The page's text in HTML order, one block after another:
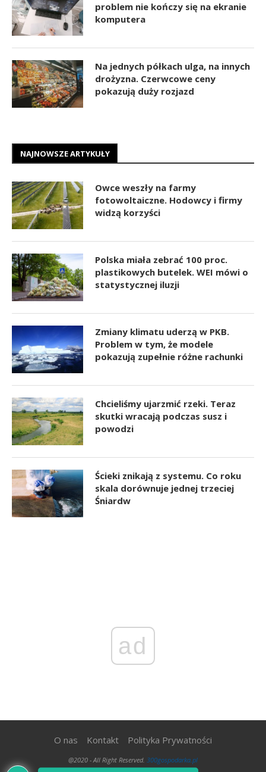
problem nie kończy się na ekranie
komputera
Na jednych półkach ulga, na innych
drożyzna. Czerwcowe ceny
pokazują duży rozjazd
NAJNOWSZE ARTYKUŁY
Owce weszły na farmy
fotowoltaiczne. Hodowcy i firmy
widzą korzyści
Polska miała zebrać 100 proc.
plastikowych butelek. WEI mówi o
statystycznej iluzji
Zmiany klimatu uderzą w PKB.
Problem w tym, że modele
pokazują zupełnie różne rachunki
Chcieliśmy ujarzmić rzeki. Teraz
skutki wracają podczas susz i
powodzi
Ścieki znikają z systemu. Co roku
skala dorównuje jednej trzeciej
Śniardw
ad
O nas Kontakt Polityka Prywatności
@2020 - All Right Reserved. 300gospodarka.pl